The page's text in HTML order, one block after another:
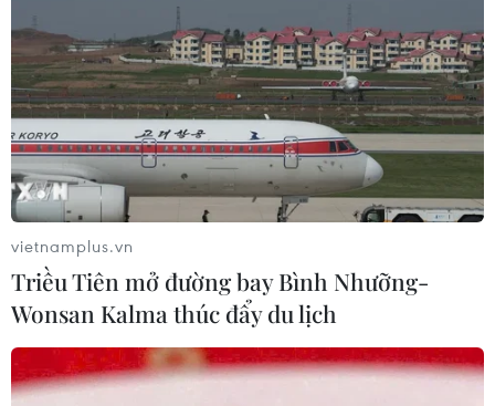
TIN CÙNG CHUYÊN MỤC
Xung đột Hamas-Israel: Israel chưa
chấp thuận kế hoạch về Dải Gaza
06/08/2026 03:45
Mỹ dỡ bỏ lệnh trừng phạt đối với
hãng hàng không Iraq
vietnamplus.vn
Triều Tiên mở đường bay Bình Nhưỡng-
Wonsan Kalma thúc đẩy du lịch